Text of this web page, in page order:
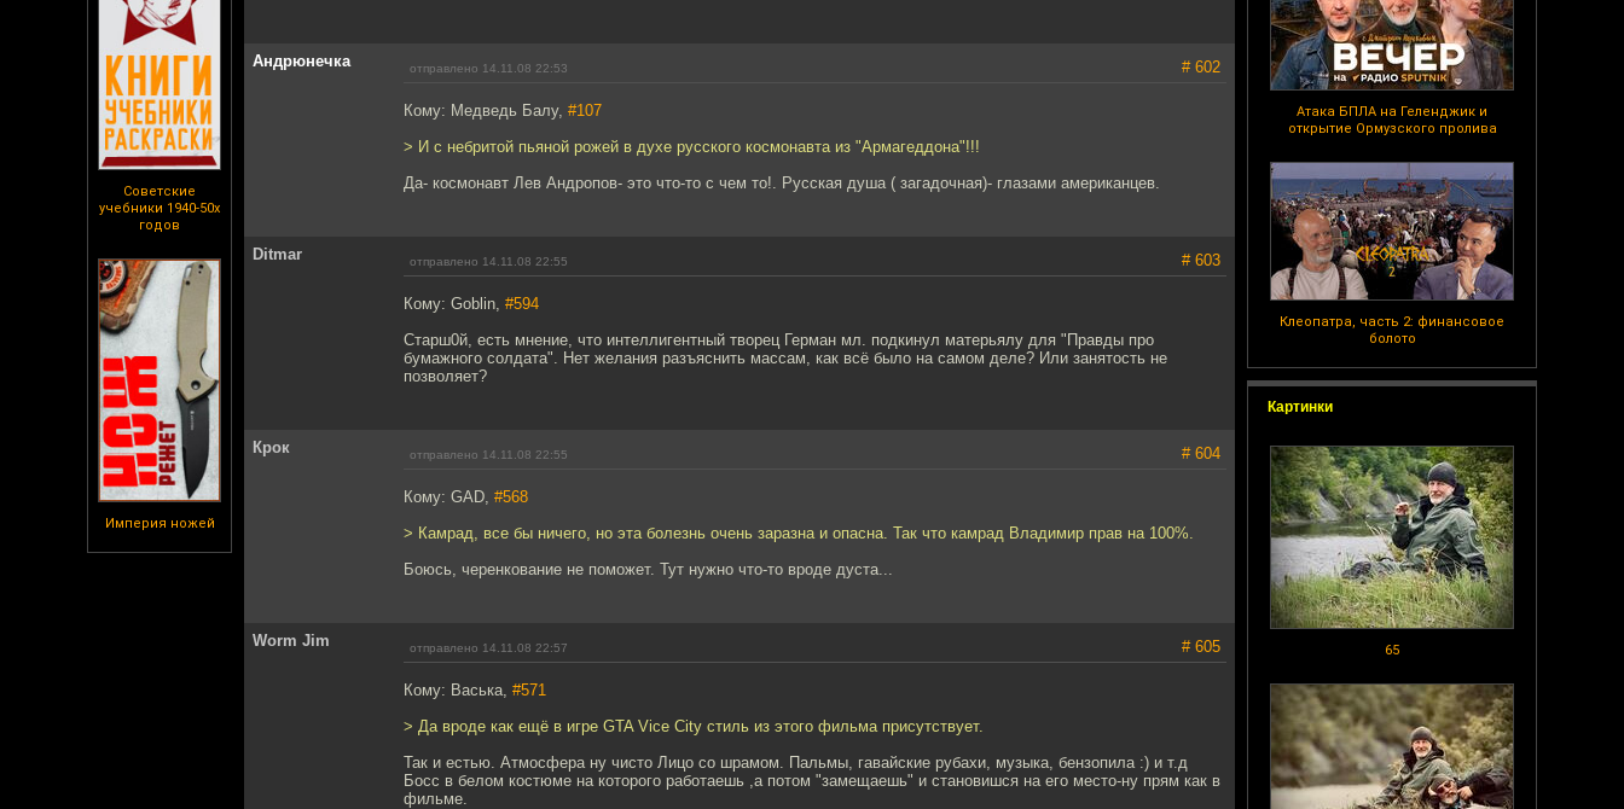
Советские
учебники 1940-50х
годов
Империя ножей
Атака БПЛА на Геленджик и
открытие Ормузского пролива
Клеопатра, часть 2: финансовое
болото
Картинки
65
Андрюнечка отправлено 14.11.08 22:53 # 602
Кому: Медведь Балу, #107
> И с небритой пьяной рожей в духе русского космонавта из "Армагеддона"!!!
Да- космонавт Лев Андропов- это что-то с чем то!. Русская душа ( загадочная)- глазами американцев.
Ditmar отправлено 14.11.08 22:55 # 603
Кому: Goblin, #594
Старш0й, есть мнение, что интеллигентный творец Герман мл. подкинул матерьялу для "Правды про
бумажного солдата". Нет желания разъяснить массам, как всё было на самом деле? Или занятость не
позволяет?
Крок отправлено 14.11.08 22:55 # 604
Кому: GAD, #568
> Камрад, все бы ничего, но эта болезнь очень заразна и опасна. Так что камрад Владимир прав на 100%.
Боюсь, черенкование не поможет. Тут нужно что-то вроде дуста...
Worm Jim отправлено 14.11.08 22:57 # 605
Кому: Васька, #571
> Да вроде как ещё в игре GTA Vice City стиль из этого фильма присутствует.
Так и естью. Атмосфера ну чисто Лицо со шрамом. Пальмы, гавайские рубахи, музыка, бензопила :) и т.д
Босс в белом костюме на которого работаешь ,а потом "замещаешь" и становишся на его место-ну прям как в
фильме.